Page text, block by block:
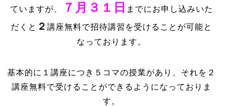
ていますが、 ７月３１日 までにお申し込みいた
だくと ２講座無料で招待講習を受けることが可能と
なっております。
基本的に１講座につき５コマの授業があり、それを２
講座無料で受けることができるようになっておりま
す。